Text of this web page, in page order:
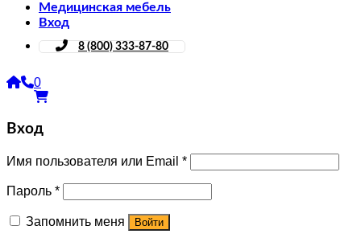
Медицинская мебель
Вход
8 (800) 333-87-80
0
Вход
Имя пользователя или Email *
Пароль *
Запомнить меня Войти